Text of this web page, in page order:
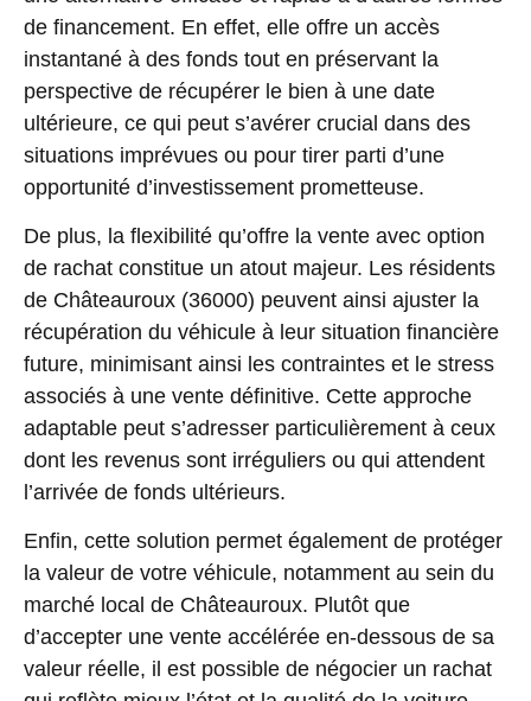
de financement. En effet, elle offre un accès
instantané à des fonds tout en préservant la
perspective de récupérer le bien à une date
ultérieure, ce qui peut s’avérer crucial dans des
situations imprévues ou pour tirer parti d’une
opportunité d’investissement prometteuse.
De plus, la flexibilité qu’offre la vente avec option
de rachat constitue un atout majeur. Les résidents
de Châteauroux (36000) peuvent ainsi ajuster la
récupération du véhicule à leur situation financière
future, minimisant ainsi les contraintes et le stress
associés à une vente définitive. Cette approche
adaptable peut s’adresser particulièrement à ceux
dont les revenus sont irréguliers ou qui attendent
l’arrivée de fonds ultérieurs.
Enfin, cette solution permet également de protéger
la valeur de votre véhicule, notamment au sein du
marché local de Châteauroux. Plutôt que
d’accepter une vente accélérée en-dessous de sa
valeur réelle, il est possible de négocier un rachat